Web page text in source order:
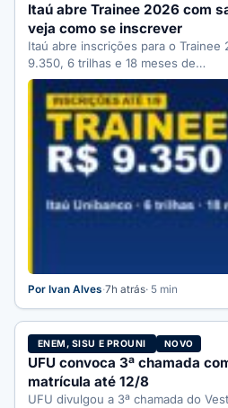
Itaú abre Trainee 2026 com
veja como se inscrever
Itaú abre inscrições para o Trainee
9.350, 6 trilhas e 18 meses de…
Por Ivan Alves·7h atrás· 5 min
ENEM, SISU E PROUNI NOVO
UFU convoca 3ª chamada
matrícula até 12/8
UFU divulgou a 3ª chamada do